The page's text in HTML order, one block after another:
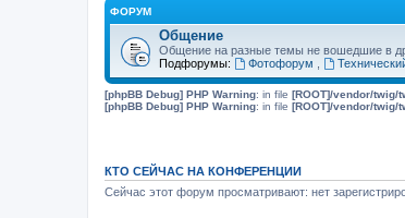
ФОРУМ
Общение
Общение на разные темы не вошедшие в
Подфорумы:
Фотофорум
[phpBB Debug] PHP Warning: in file [ROOT]/vendor/twig/
[phpBB Debug] PHP Warning: in file [ROOT]/vendor/twig/
КТО СЕЙЧАС НА КОНФЕРЕНЦИИ
Сейчас этот форум просматривают: нет